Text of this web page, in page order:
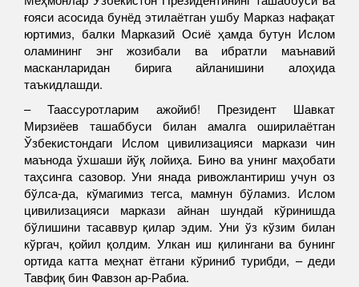
ғояси асосида бунёд этилаётган ушбу Марказ нафақат
юртимиз, балки Марказий Осиё ҳамда бутун Ислом
оламининг энг жозибали ва ибратли маънавий
масканларидан бирига айланишини алоҳида
таъкидлашди.
– Таассуротларим ажойиб! Президент Шавкат
Мирзиёев ташаббуси билан амалга оширилаётган
Ўзбекистондаги Ислом цивилизацияси маркази чин
маънода ўхшаши йўқ лойиҳа. Бино ва унинг маҳобати
таҳсинга сазовор. Уни янада ривожлантириш учун оз
бўлса-да, кўмагимиз тегса, мамнун бўламиз. Ислом
цивилизацияси маркази айнан шундай кўринишда
бўлишини тасаввур қилар эдим. Уни ўз кўзим билан
кўргач, қойил қолдим. Улкан иш қилингани ва бунинг
ортида катта меҳнат ётгани кўриниб турибди, – деди
Тавфиқ бин Фавзон ар-Рабиа.